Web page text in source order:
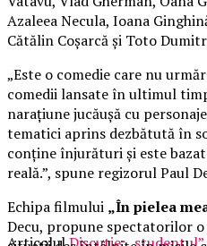
Azaleea Necula, Ioana
Cătălin Coșarcă și Toto
„Este o comedie care nu
comedii lansate în ultimul
narațiune jucăușă cu
tematici aprins dezbătută în
conține înjurături și este
reală.”, spune regizorul Paul
Echipa filmului „În pielea
Decu, propune spectatorilor